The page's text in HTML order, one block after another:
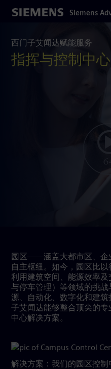
content
Siemens
西门子艾闻达赋能服务
指挥与控制中心
园区——涵盖大都市区、企
自主枢纽。如今，园区比
利用建筑空间、能源效率
与停车管理）等领域的挑
源、自动化、数字化和建筑
子艾闻达能够整合顶尖的专
中心解决方案。
解决方案：我们的园区控制